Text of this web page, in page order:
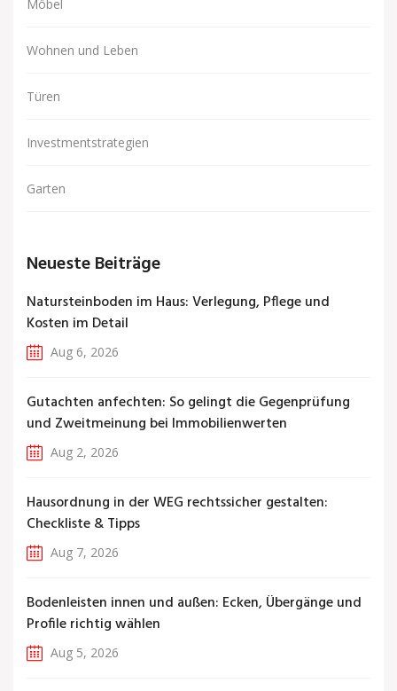
Möbel
Wohnen und Leben
Türen
Investmentstrategien
Garten
Neueste Beiträge
Natursteinboden im Haus: Verlegung, Pflege und
Kosten im Detail
Aug 6, 2026
Gutachten anfechten: So gelingt die Gegenprüfung
und Zweitmeinung bei Immobilienwerten
Aug 2, 2026
Hausordnung in der WEG rechtssicher gestalten:
Checkliste & Tipps
Aug 7, 2026
Bodenleisten innen und außen: Ecken, Übergänge und
Profile richtig wählen
Aug 5, 2026